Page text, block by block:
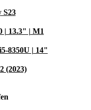
S23
| 13.3" | M1
8350U | 14"
(2023)